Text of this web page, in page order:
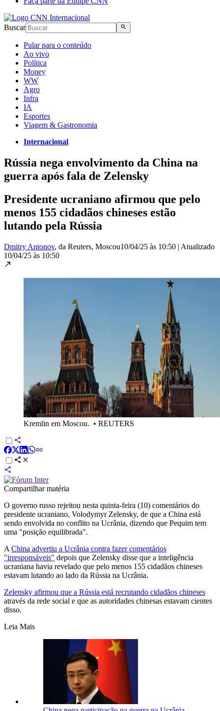
Buscar
Pular para o conteúdo
Ao vivo
Política
Money
WW
Agro
Infra
IA
Esportes
Viagem & Gastronomia
Internacional
Rússia nega envolvimento da China na
guerra após fala de Zelensky
Presidente ucraniano afirmou que pelo
menos 155 cidadãos chineses estão
lutando pela Rússia
Dmitry Antonov, da Reuters, Moscou10/04/25 às 10:50 | Atualizado
10/04/25 às 10:50
Kremlin em Moscou. • REUTERS
Compartilhar matéria
O governo russo rejeitou nesta quinta-feira (10) comentários do
presidente ucraniano, Volodymyr Zelensky, de que a China está
sendo envolvida no conflito na Ucrânia, dizendo que Pequim tem
uma "posição equilibrada".
A China advertiu a Ucrânia contra fazer comentários
"irresponsáveis" depois que Zelensky disse que a inteligência
ucraniana havia revelado que pelo menos 155 cidadãos chineses
estavam lutando ao lado da Rússia na Ucrânia.
Zelensky afirmou que a Rússia está recrutando cidadãos chineses
através da rede social e que as autoridades chinesas estavam cientes
disso.
Leia Mais